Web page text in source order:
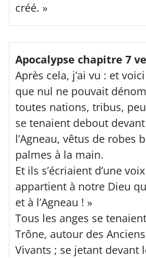
créé. »
Apocalypse chapitre 7
Après cela, j’ai vu : et
que nul ne pouvait
toutes nations, tribus,
se tenaient debout
l’Agneau, vêtus de robes
palmes à la main.
Et ils s’écriaient d’une
appartient à notre Dieu
et à l’Agneau ! »
Tous les anges se
Trône, autour des
Vivants ; se jetant devant